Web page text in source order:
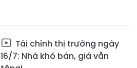
Tài chính thị trường ngày
16/7: Nhà khó bán, giá vẫn